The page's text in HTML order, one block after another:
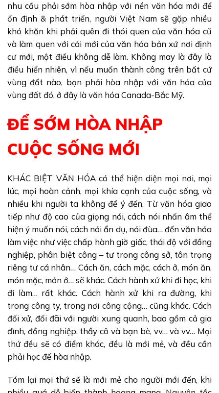
nhu cầu phải sớm hòa nhập với nền văn hóa mới để
ổn định & phát triển, người Việt Nam sẽ gặp nhiều
khó khăn khi phải quên đi thói quen của văn hóa cũ
và làm quen với cái mới của văn hóa bản xứ nơi định
cư mới, một điều không dễ làm. Không may là đây là
điều hiển nhiên, vì nếu muốn thành công trên bất cứ
vùng đất nào, bạn phải hòa nhập với văn hóa của
vùng đất đó, ở đây là văn hóa Canada-Bắc Mỹ.
ĐỂ SỚM HÒA NHẬP
CUỘC SỐNG MỚI
KHÁC BIỆT VĂN HÓA có thể hiện diện mọi nơi, mọi
lúc, mọi hoàn cảnh, mọi khía cạnh của cuộc sống, và
nhiều khi người ta không để ý đến. Từ văn hóa giao
tiếp như độ cao của giọng nói, cách nói nhấn âm thể
hiện ý muốn nói, cách nói ẩn dụ, nói đùa… đến văn hóa
làm việc như việc chấp hành giờ giấc, thái độ với đồng
nghiệp, phân biệt công – tư trong công sở, tôn trọng
riêng tư cá nhân… Cách ăn, cách mặc, cách ở, món ăn,
món mặc, món ở… sẽ khác. Cách hành xử khi đi học, khi
đi làm… rất khác. Cách hành xử khi ra đường, khi
trong công ty, trong nơi công cộng… cũng khác. Cách
đối xử, đối đãi với người xung quanh, bao gồm cả gia
đình, đồng nghiệp, thầy cô và bạn bè, vv… và vv… Mọi
thứ đều sẽ có điểm khác, đều là mới mẻ, và đều cần
phải học để hòa nhập.
Tóm lại mọi thứ sẽ là mới mẻ cho người mới đến, khi